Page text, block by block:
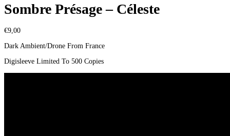
Sombre Présage – C​é​leste
€9,00
Dark Ambient/Drone From France
Digisleeve Limited To 500 Copies